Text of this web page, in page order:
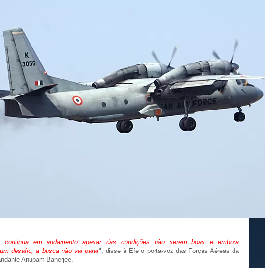
continua em andamento apesar das condições não serem boas e embora
desafio, a busca não vai parar", disse à Efe o porta-voz das Forças Aéreas da
Anupam Banerjee.